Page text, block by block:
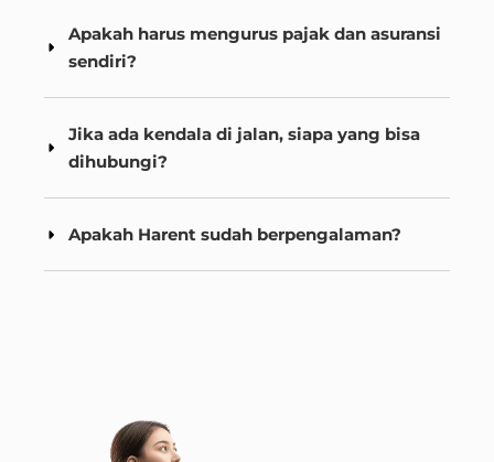
Apakah harus mengurus pajak dan asuransi
sendiri?
Jika ada kendala di jalan, siapa yang bisa
dihubungi?
Apakah Harent sudah berpengalaman?